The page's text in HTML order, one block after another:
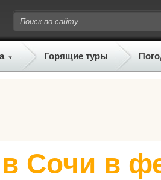
Горящие туры
Сочи в